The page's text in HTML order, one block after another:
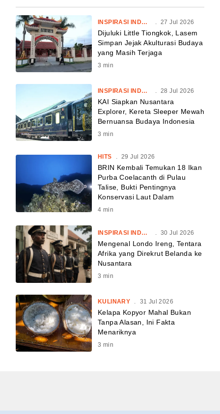
INSPIRASI INDONESIA . 27 Jul 2026
Dijuluki Little Tiongkok, Lasem
Simpan Jejak Akulturasi Budaya
yang Masih Terjaga
3 min
INSPIRASI INDONESIA . 28 Jul 2026
KAI Siapkan Nusantara
Explorer, Kereta Sleeper Mewah
Bernuansa Budaya Indonesia
3 min
HITS . 29 Jul 2026
BRIN Kembali Temukan 18 Ikan
Purba Coelacanth di Pulau
Talise, Bukti Pentingnya
Konservasi Laut Dalam
4 min
INSPIRASI INDONESIA 30 Jul 2026
Mengenal Londo Ireng, Tentara
Afrika yang Direkrut Belanda ke
Nusantara
3 min
KULINARY 31 Jul 2026
Kelapa Kopyor Mahal Bukan
Tanpa Alasan, Ini Fakta
Menariknya
3 min